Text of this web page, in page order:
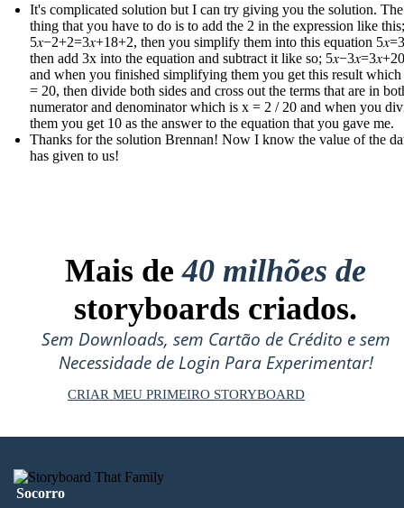
It's complicated solution but I can try giving you the solution.
thing that you have to do is to add the 2 in the expression like this;
5𝑥−2+2=3𝑥+18+2 , then you simplify them into this equation
then add 3x into the equation and subtract it like so;
and when you finished simplifying them you get this result which
= 20, then divide both sides and cross out the terms that are in
numerator and denominator which is x = 2 / 20 and when you
them you get 10 as the answer to the equation that you gave me.
Thanks for the solution Brennan! Now I know the value of the
has given to us !
Mais de40 milhões de
storyboards criados.
Sem Downloads, sem Cartão de Crédito e sem
Necessidade de Login Para Experimentar!
CRIAR MEU PRIMEIRO STORYBOARD
Socorro